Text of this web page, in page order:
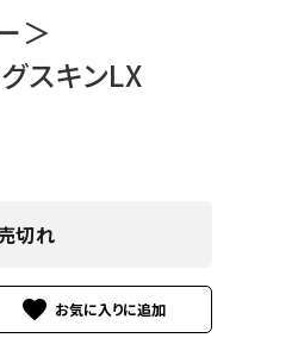
＞
スキンLX
切れ
favorite